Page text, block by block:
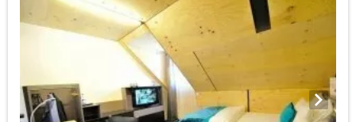
hinaus zur zugehörigen Loggia, welche das Bierkisten-Zimmer
ins Freie weitet und die Sicht auf ein benachbartes Baudenkmal,
den ehemaligen „Marchtaler Hof“ von 1492, freigibt. Bei aller
gestalterischen Phantasie erfüllen die Bierkisten-Zimmer
selbstverständlich sämtliche Standards der internationalen
Hotellerie. Als Gast verfügen Sie u.a. über eine regelbare
Klimaanlage, 40Zoll LCD-TV, Sky-free-to-Guest, kostenfreies